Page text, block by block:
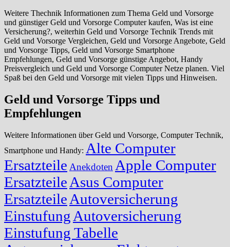
Weitere Thechnik Informationen zum Thema Geld und Vorsorge
und günstiger Geld und Vorsorge Computer kaufen, Was ist eine
Versicherung?, weiterhin Geld und Vorsorge Technik Trends mit
Geld und Vorsorge Vergleichen, Geld und Vorsorge Angebote, Geld
und Vorsorge Tipps, Geld und Vorsorge Smartphone
Empfehlungen, Geld und Vorsorge günstige Angebot, Handy
Preisvergleich und Geld und Vorsorge Computer Netze planen. Viel
Spaß bei den Geld und Vorsorge mit vielen Tipps und Hinweisen.
Geld und Vorsorge Tipps und
Empfehlungen
Weitere Informationen über Geld und Vorsorge, Computer Technik,
Smartphone und Handy: Alte Computer
Ersatzteile Anekdoten Apple Computer
Ersatzteile Asus Computer
Ersatzteile Autoversicherung
Einstufung Autoversicherung
Einstufung Tabelle